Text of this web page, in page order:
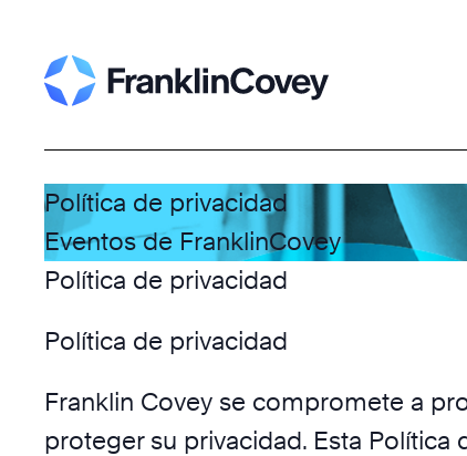
to
content
Política de privacidad
Eventos de FranklinCovey
Política de privacidad
Política de privacidad
Franklin Covey se compromete a
proteger su privacidad. Esta